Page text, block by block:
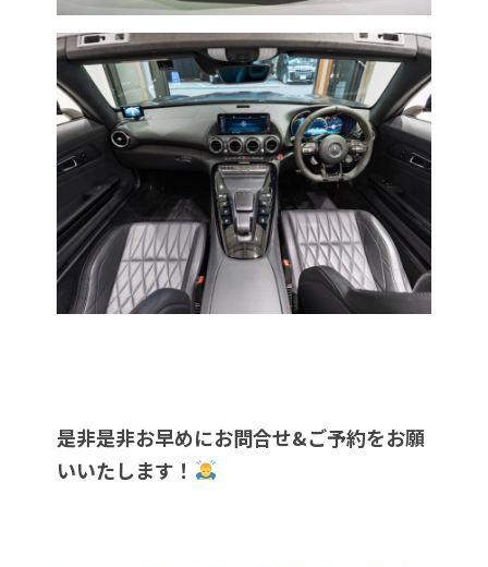
是非是非お早めにお問合せ&ご予約をお願
いいたします！